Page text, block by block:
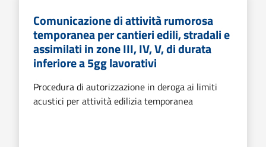
Comunicazione di attività rumorosa
temporanea per cantieri edili, stradali e
assimilati in zone III, IV, V, di durata
inferiore a 5gg lavorativi
Procedura di autorizzazione in deroga ai limiti
acustici per attività edilizia temporanea